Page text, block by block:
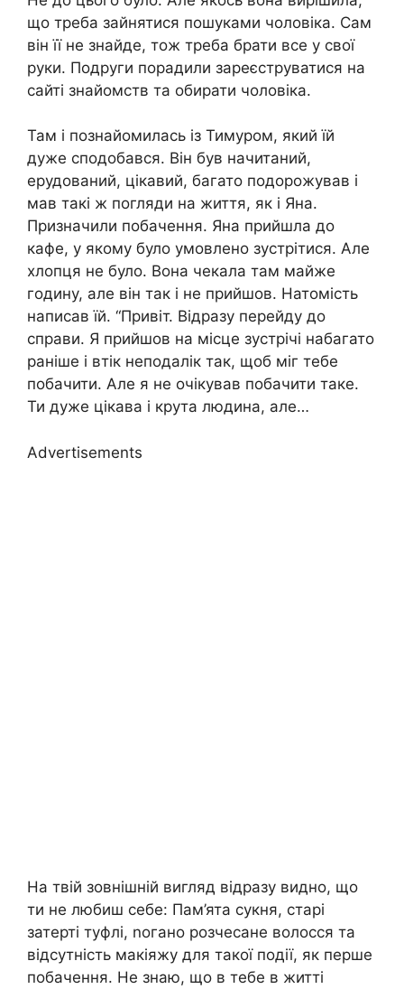
що треба зайнятися пошуками чоловіка. Сам
він її не знайде, тож треба брати все у свої
руки. Подруги порадили зареєструватися на
сайті знайомств та обирати чоловіка.
Там і познайомилась із Тимуром, який їй
дуже сподобався. Він був начитаний,
ерудований, цікавий, багато подорожував і
мав такі ж погляди на життя, як і Яна.
Призначили побачення. Яна прийшла до
кафе, у якому було умовлено зустрітися. Але
хлопця не було. Вона чекала там майже
годину, але він так і не прийшов. Натомість
написав їй. “Привіт. Відразу перейду до
справи. Я прийшов на місце зустрічі набагато
раніше і втік неподалік так, щоб міг тебе
побачити. Але я не очікував побачити таке.
Ти дуже цікава і крута людина, але…
Advertisements
На твій зовнішній вигляд відразу видно, що
ти не любиш себе: Пам’ята сукня, старі
затерті туфлі, nогано розчесане волосся та
відсутність макіяжу для такої події, як перше
побачення. Не знаю, що в тебе в житті